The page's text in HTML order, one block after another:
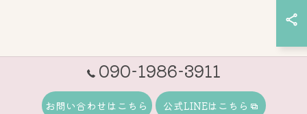
090-1986-3911
お問い合わせはこちら 公式LINEはこちら